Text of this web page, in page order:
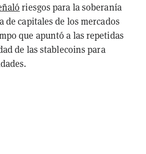
riesgos para la soberanía
de capitales de los mercados
que apuntó a las repetidas
de las stablecoins para